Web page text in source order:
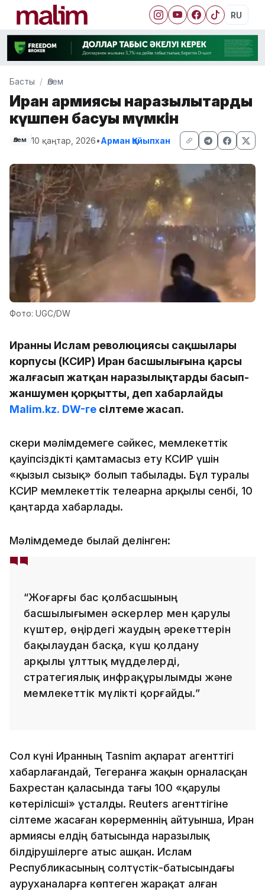
RU
Басты Әлем
Иран армиясы наразылықтарды
күшпен басуы мүмкін
Әлем 10 қаңтар, 2026•Арман Қайыпхан
Фото: UGC/DW
Иранның Ислам революциясы сақшылары
корпусы (КСИР) Иран басшылығына қарсы
жалғасып жатқан наразылықтарды басып-
жаншумен қорқытты, деп хабарлайды
Malim.kz. DW-ге сілтеме жасап.
Әскери мәлімдемеге сәйкес, мемлекеттік
қауіпсіздікті қамтамасыз ету КСИР үшін
«қызыл сызық» болып табылады. Бұл туралы
КСИР мемлекеттік телеарна арқылы сенбі, 10
қаңтарда хабарлады.
Мәлімдемеде былай делінген:
“Жоғарғы бас қолбасшының
басшылығымен әскерлер мен қарулы
күштер, өңірдегі жаудың әрекеттерін
бақылаудан басқа, күш қолдану
арқылы ұлттық мүдделерді,
стратегиялық инфрақұрылымды және
мемлекеттік мүлікті қорғайды.”
Сол күні Иранның Tasnim ақпарат агенттігі
хабарлағандай, Тегеранға жақын орналасқан
Бахрестан қаласында тағы 100 «қарулы
көтерілісші» ұсталды. Reuters агенттігіне
сілтеме жасаған көрерменнің айтуынша, Иран
армиясы елдің батысында наразылық
білдірушілерге атыс ашқан. Ислам
Республикасының солтүстік-батысындағы
ауруханаларға көптеген жарақат алған